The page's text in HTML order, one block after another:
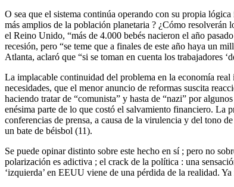
O sea que el sistema continúa operando con su propia
más amplios de la población planetaria ? ¿Cómo resolverán
el Reino Unido, “más de 4.000 bebés nacieron el año
recesión, pero “se teme que a finales de este año haya un
Atlanta, aclaró que “si se toman en cuenta los trabajadores
La implacable continuidad del problema en la economía
necesidades, que el menor anuncio de reformas suscita
haciendo tratar de “comunista” y hasta de “nazi” por
enésima parte de lo que costó el salvamiento financiero. La
conferencias de prensa, a causa de la virulencia y del tono
un bate de béisbol (11).
Se puede opinar distinto sobre este hecho en sí ; pero no
polarización es adictiva ; el crack de la política : una
‘izquierda’ en EEUU viene de una pérdida de la realidad.